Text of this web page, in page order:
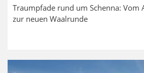
Traumpfade rund um Schenna: Vom
zur neuen Waalrunde